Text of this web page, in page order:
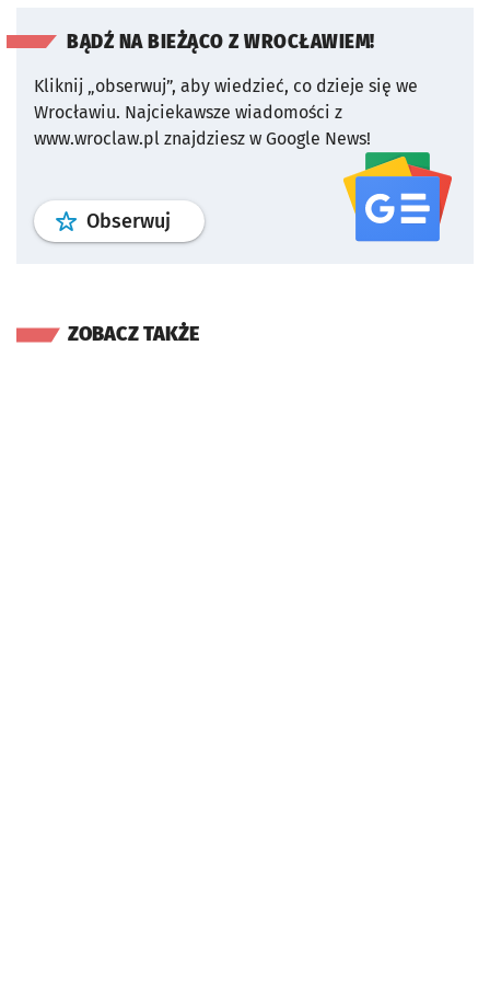
BĄDŹ NA BIEŻĄCO Z WROCŁAWIEM!
Kliknij „obserwuj”, aby wiedzieć, co dzieje się we
Wrocławiu. Najciekawsze wiadomości z
www.wroclaw.pl znajdziesz w Google News!
Obserwuj profil serwisu
ZOBACZ TAKŻE